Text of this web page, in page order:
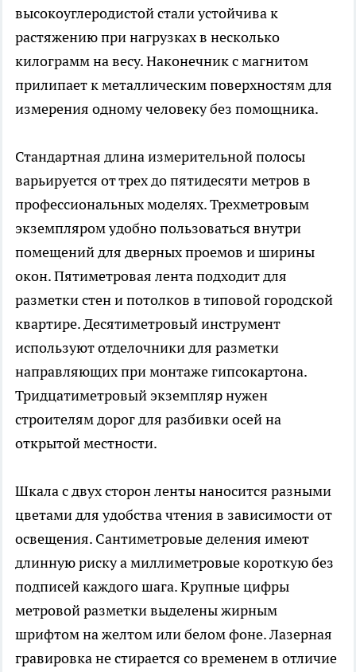
высокоуглеродистой стали устойчива к
растяжению при нагрузках в несколько
килограмм на весу. Наконечник с магнитом
прилипает к металлическим поверхностям для
измерения одному человеку без помощника.
Стандартная длина измерительной полосы
варьируется от трех до пятидесяти метров в
профессиональных моделях. Трехметровым
экземпляром удобно пользоваться внутри
помещений для дверных проемов и ширины
окон. Пятиметровая лента подходит для
разметки стен и потолков в типовой городской
квартире. Десятиметровый инструмент
используют отделочники для разметки
направляющих при монтаже гипсокартона.
Тридцатиметровый экземпляр нужен
строителям дорог для разбивки осей на
открытой местности.
Шкала с двух сторон ленты наносится разными
цветами для удобства чтения в зависимости от
освещения. Сантиметровые деления имеют
длинную риску а миллиметровые короткую без
подписей каждого шага. Крупные цифры
метровой разметки выделены жирным
шрифтом на желтом или белом фоне. Лазерная
гравировка не стирается со временем в отличие